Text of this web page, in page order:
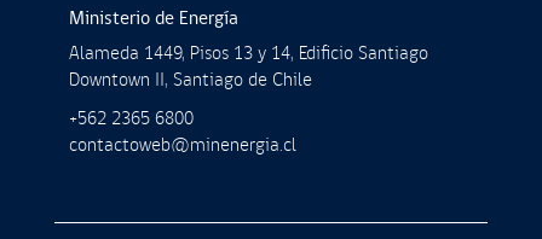
Ministerio de Energía
Alameda 1449, Pisos 13 y 14, Ediﬁcio Santiago
Downtown II, Santiago de Chile
+562 2365 6800
contactoweb@minenergia.cl